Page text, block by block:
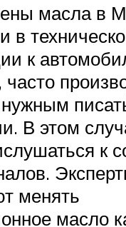
масла в
в
к
В этом
к
менять
масло